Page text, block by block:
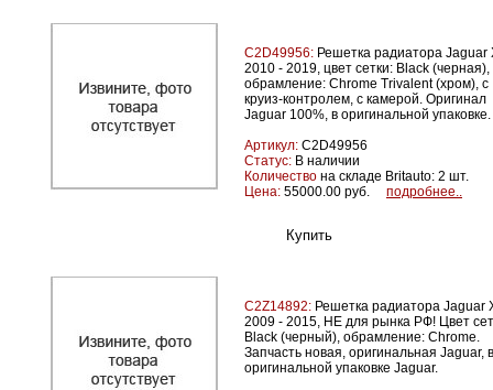
C2D49956: Решетка радиатора Jaguar
2010 - 2019, цвет сетки: Black (черная),
обрамление: Chrome Trivalent (хром), с
круиз-контролем, с камерой. Оригинал
Jaguar 100%, в оригинальной упаковке.
Артикул: C2D49956
Статус: В наличии
Количество на складе Britauto: 2 шт.
Цена: 55000.00 руб. подробнее..
C2Z14892: Решетка радиатора Jaguar
2009 - 2015, НЕ для рынка РФ! Цвет
Black (черный), обрамление: Chrome.
Запчасть новая, оригинальная Jaguar, в
оригинальной упаковке Jaguar.